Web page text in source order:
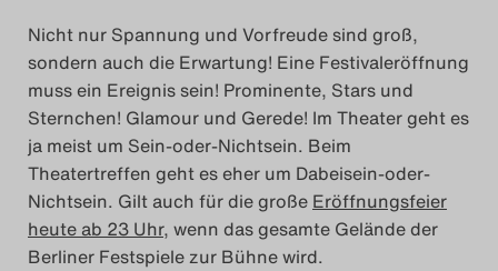
Search
Nicht nur Spannung und Vorfreude sind groß,
sondern auch die Erwartung! Eine Festivaleröffnung
muss ein Ereignis sein! Prominente, Stars und
Sternchen! Glamour und Gerede! Im Theater geht es
ja meist um Sein-oder-Nichtsein. Beim
Theatertreffen geht es eher um Dabeisein-oder-
Nichtsein. Gilt auch für die große Eröffnungsfeier
heute ab 23 Uhr, wenn das gesamte Gelände der
Berliner Festspiele zur Bühne wird.